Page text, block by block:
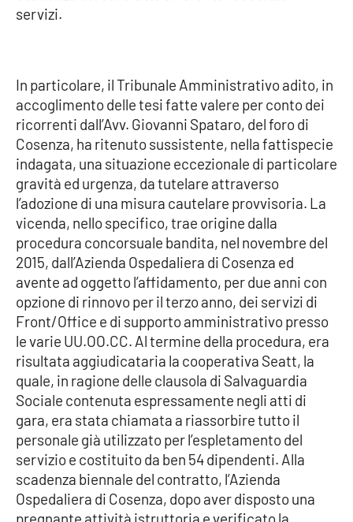
Politica
Società
Sport
RUBRICHE
Good Morning Vietnam
Parchi Marini Calabria
Leggendo Alvaro insieme
Imprese Di Calabria
Le perfidie di Antonella Grippo
Venti di comunicazione
STREAMING
servizi.
In particolare, il Tribunale Amministrativo adito, in
accoglimento delle tesi fatte valere per conto dei
ricorrenti dall’Avv. Giovanni Spataro, del foro di
Cosenza, ha ritenuto sussistente, nella fattispecie
indagata, una situazione eccezionale di particolare
gravità ed urgenza, da tutelare attraverso
l’adozione di una misura cautelare provvisoria. La
vicenda, nello specifico, trae origine dalla
procedura concorsuale bandita, nel novembre del
2015, dall’Azienda Ospedaliera di Cosenza ed
avente ad oggetto l’affidamento, per due anni con
opzione di rinnovo per il terzo anno, dei servizi di
Front/Office e di supporto amministrativo presso
le varie UU.OO.CC. Al termine della procedura, era
risultata aggiudicataria la cooperativa Seatt, la
quale, in ragione delle clausola di Salvaguardia
Sociale contenuta espressamente negli atti di
gara, era stata chiamata a riassorbire tutto il
personale già utilizzato per l’espletamento del
servizio e costituito da ben 54 dipendenti. Alla
scadenza biennale del contratto, l’Azienda
Ospedaliera di Cosenza, dopo aver disposto una
pregnante attività istruttoria e verificato la